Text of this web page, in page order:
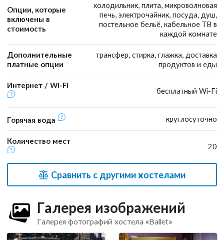
Опции, которые
включены в
стоимость
холодильник, плита, микроволновая
печь, электрочайник, посуда, душ,
постельное бельё, кабельное ТВ в
каждой комнате
Дополнительные
платные опции
трансфер, стирка, глажка, доставка
продуктов и еды
Интернет / Wi-Fi
бесплатный Wi-Fi
Горячая вода круглосуточно
Количество мест
20
Сравнить с другими хостелами
Галерея изображений
Галерея фотографий хостела «Ballet»